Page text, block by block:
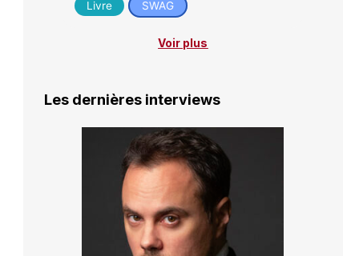
Livre SWAG
Voir plus
Les dernières interviews